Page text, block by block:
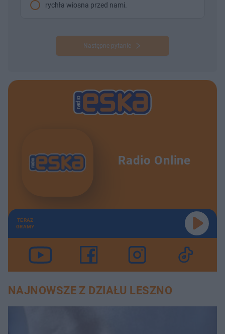
rychła wiosna przed nami.
Następne pytanie
Radio Online
TERAZ
GRAMY
NAJNOWSZE Z DZIAŁU LESZNO